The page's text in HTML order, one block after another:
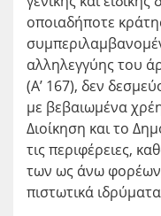
οποιαδήποτε
αλληλεγγύης του
(Α’ 167), δεν
με βεβαιωμένα
Διοίκηση και το
τις περιφέρειες,
των ως άνω
πιστωτικά